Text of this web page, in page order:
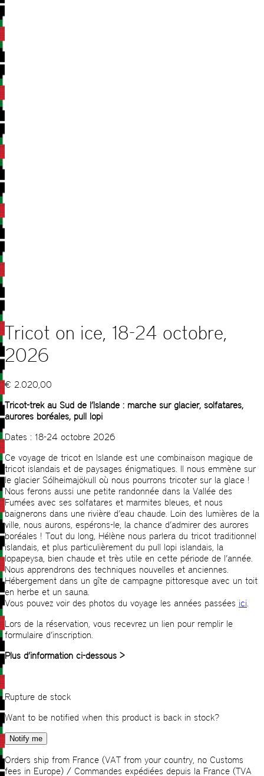
Tricot on ice, 18-24 octobre,
2026
€ 2.020,00
Tricot-trek au Sud de l’Islande : marche sur glacier, solfatares,
aurores boréales, pull lopi
Dates : 18-24 octobre 2026
Ce voyage de tricot en Islande est une combinaison magique de
tricot islandais et de paysages énigmatiques. Il nous emmène sur
le glacier Sólheimajökull où nous pourrons tricoter sur la glace !
Nous ferons aussi une petite randonnée dans la Vallée des
Fumées avec ses solfatares et marmites bleues, et nous
baignerons dans une rivière d’eau chaude. Loin des lumières de la
ville, nous aurons, espérons-le, la chance d’admirer des aurores
boréales ! Tout du long, Hélène nous parlera du tricot traditionnel
islandais, et plus particulièrement du pull lopi islandais, la
lopapeysa, bien chaude et très utile en cette période de l’année.
Nous apprendrons des techniques nouvelles et anciennes.
Hébergement dans un gîte de campagne pittoresque avec un toit
en herbe et un sauna.
Vous pouvez voir des photos du voyage les années passées ici.
Lors de la réservation, vous recevrez un lien pour remplir le
formulaire d’inscription.
Plus d’information ci-dessous >
Rupture de stock
Want to be notified when this product is back in stock?
Notify me
Orders ship from France (VAT from your country, no Customs
fees in Europe) / Commandes expédiées depuis la France (TVA